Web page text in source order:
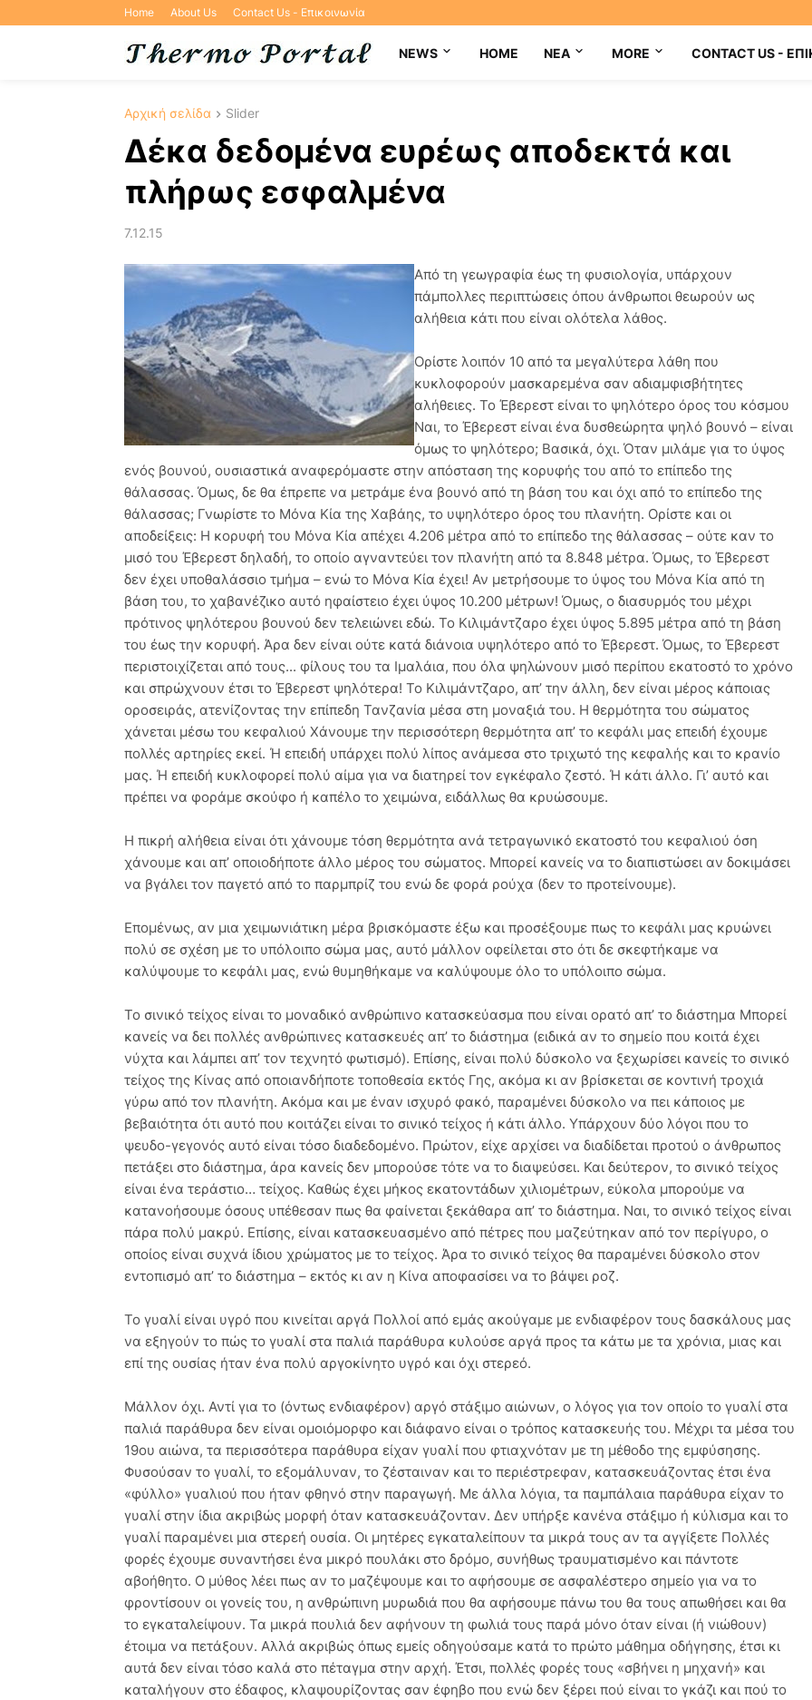
Home About Us Contact Us - Επικοινωνία
NEWS HOME NEA MORE CONTACT US -
Αρχική σελίδα Slider
Δέκα δεδομένα ευρέως αποδεκτά και
πλήρως εσφαλμένα
7.12.15
Από τη γεωγραφία έως τη φυσιολογία, υπάρχουν
πάμπολλες περιπτώσεις όπου άνθρωποι θεωρούν ως
αλήθεια κάτι που είναι ολότελα λάθος.
Ορίστε λοιπόν 10 από τα μεγαλύτερα λάθη που
κυκλοφορούν μασκαρεμένα σαν αδιαμφισβήτητες
αλήθειες. Το Έβερεστ είναι το ψηλότερο όρος του κόσμου
Ναι, το Έβερεστ είναι ένα δυσθεώρητα ψηλό βουνό – είναι
όμως το ψηλότερο; Βασικά, όχι. Όταν μιλάμε για το ύψος
ενός βουνού, ουσιαστικά αναφερόμαστε στην απόσταση της κορυφής του από το επίπεδο της
θάλασσας. Όμως, δε θα έπρεπε να μετράμε ένα βουνό από τη βάση του και όχι από το επίπεδο της
θάλασσας; Γνωρίστε το Μόνα Κία της Χαβάης, το υψηλότερο όρος του πλανήτη. Ορίστε και οι
αποδείξεις: Η κορυφή του Μόνα Κία απέχει 4.206 μέτρα από το επίπεδο της θάλασσας – ούτε καν το
μισό του Έβερεστ δηλαδή, το οποίο αγναντεύει τον πλανήτη από τα 8.848 μέτρα. Όμως, το Έβερεστ
δεν έχει υποθαλάσσιο τμήμα – ενώ το Μόνα Κία έχει! Αν μετρήσουμε το ύψος του Μόνα Κία από τη
βάση του, το χαβανέζικο αυτό ηφαίστειο έχει ύψος 10.200 μέτρων! Όμως, ο διασυρμός του μέχρι
πρότινος ψηλότερου βουνού δεν τελειώνει εδώ. Το Κιλιμάντζαρο έχει ύψος 5.895 μέτρα από τη βάση
του έως την κορυφή. Άρα δεν είναι ούτε κατά διάνοια υψηλότερο από το Έβερεστ. Όμως, το Έβερεστ
περιστοιχίζεται από τους... φίλους του τα Ιμαλάια, που όλα ψηλώνουν μισό περίπου εκατοστό το χρόνο
και σπρώχνουν έτσι το Έβερεστ ψηλότερα! Το Κιλιμάντζαρο, απ’ την άλλη, δεν είναι μέρος κάποιας
οροσειράς, ατενίζοντας την επίπεδη Τανζανία μέσα στη μοναξιά του. Η θερμότητα του σώματος
χάνεται μέσω του κεφαλιού Χάνουμε την περισσότερη θερμότητα απ’ το κεφάλι μας επειδή έχουμε
πολλές αρτηρίες εκεί. Ή επειδή υπάρχει πολύ λίπος ανάμεσα στο τριχωτό της κεφαλής και το κρανίο
μας. Ή επειδή κυκλοφορεί πολύ αίμα για να διατηρεί τον εγκέφαλο ζεστό. Ή κάτι άλλο. Γι’ αυτό και
πρέπει να φοράμε σκούφο ή καπέλο το χειμώνα, ειδάλλως θα κρυώσουμε.
Η πικρή αλήθεια είναι ότι χάνουμε τόση θερμότητα ανά τετραγωνικό εκατοστό του κεφαλιού όση
χάνουμε και απ’ οποιοδήποτε άλλο μέρος του σώματος. Μπορεί κανείς να το διαπιστώσει αν δοκιμάσει
να βγάλει τον παγετό από το παρμπρίζ του ενώ δε φορά ρούχα (δεν το προτείνουμε).
Επομένως, αν μια χειμωνιάτικη μέρα βρισκόμαστε έξω και προσέξουμε πως το κεφάλι μας κρυώνει
πολύ σε σχέση με το υπόλοιπο σώμα μας, αυτό μάλλον οφείλεται στο ότι δε σκεφτήκαμε να
καλύψουμε το κεφάλι μας, ενώ θυμηθήκαμε να καλύψουμε όλο το υπόλοιπο σώμα.
Το σινικό τείχος είναι το μοναδικό ανθρώπινο κατασκεύασμα που είναι ορατό απ’ το διάστημα Μπορεί
κανείς να δει πολλές ανθρώπινες κατασκευές απ’ το διάστημα (ειδικά αν το σημείο που κοιτά έχει
νύχτα και λάμπει απ’ τον τεχνητό φωτισμό). Επίσης, είναι πολύ δύσκολο να ξεχωρίσει κανείς το σινικό
τείχος της Κίνας από οποιανδήποτε τοποθεσία εκτός Γης, ακόμα κι αν βρίσκεται σε κοντινή τροχιά
γύρω από τον πλανήτη. Ακόμα και με έναν ισχυρό φακό, παραμένει δύσκολο να πει κάποιος με
βεβαιότητα ότι αυτό που κοιτάζει είναι το σινικό τείχος ή κάτι άλλο. Υπάρχουν δύο λόγοι που το
ψευδο-γεγονός αυτό είναι τόσο διαδεδομένο. Πρώτον, είχε αρχίσει να διαδίδεται προτού ο άνθρωπος
πετάξει στο διάστημα, άρα κανείς δεν μπορούσε τότε να το διαψεύσει. Και δεύτερον, το σινικό τείχος
είναι ένα τεράστιο… τείχος. Καθώς έχει μήκος εκατοντάδων χιλιομέτρων, εύκολα μπορούμε να
κατανοήσουμε όσους υπέθεσαν πως θα φαίνεται ξεκάθαρα απ’ το διάστημα. Ναι, το σινικό τείχος είναι
πάρα πολύ μακρύ. Επίσης, είναι κατασκευασμένο από πέτρες που μαζεύτηκαν από τον περίγυρο, ο
οποίος είναι συχνά ίδιου χρώματος με το τείχος. Άρα το σινικό τείχος θα παραμένει δύσκολο στον
εντοπισμό απ’ το διάστημα – εκτός κι αν η Κίνα αποφασίσει να το βάψει ροζ.
Το γυαλί είναι υγρό που κινείται αργά Πολλοί από εμάς ακούγαμε με ενδιαφέρον τους δασκάλους μας
να εξηγούν το πώς το γυαλί στα παλιά παράθυρα κυλούσε αργά προς τα κάτω με τα χρόνια, μιας και
επί της ουσίας ήταν ένα πολύ αργοκίνητο υγρό και όχι στερεό.
Μάλλον όχι. Αντί για το (όντως ενδιαφέρον) αργό στάξιμο αιώνων, ο λόγος για τον οποίο το γυαλί στα
παλιά παράθυρα δεν είναι ομοιόμορφο και διάφανο είναι ο τρόπος κατασκευής του. Μέχρι τα μέσα του
19ου αιώνα, τα περισσότερα παράθυρα είχαν γυαλί που φτιαχνόταν με τη μέθοδο της εμφύσησης.
Φυσούσαν το γυαλί, το εξομάλυναν, το ζέσταιναν και το περιέστρεφαν, κατασκευάζοντας έτσι ένα
«φύλλο» γυαλιού που ήταν φθηνό στην παραγωγή. Με άλλα λόγια, τα παμπάλαια παράθυρα είχαν το
γυαλί στην ίδια ακριβώς μορφή όταν κατασκευάζονταν. Δεν υπήρξε κανένα στάξιμο ή κύλισμα και το
γυαλί παραμένει μια στερεή ουσία. Οι μητέρες εγκαταλείπουν τα μικρά τους αν τα αγγίξετε Πολλές
φορές έχουμε συναντήσει ένα μικρό πουλάκι στο δρόμο, συνήθως τραυματισμένο και πάντοτε
αβοήθητο. Ο μύθος λέει πως αν το μαζέψουμε και το αφήσουμε σε ασφαλέστερο σημείο για να το
φροντίσουν οι γονείς του, η ανθρώπινη μυρωδιά που θα αφήσουμε πάνω του θα τους απωθήσει και θα
το εγκαταλείψουν. Τα μικρά πουλιά δεν αφήνουν τη φωλιά τους παρά μόνο όταν είναι (ή νιώθουν)
έτοιμα να πετάξουν. Αλλά ακριβώς όπως εμείς οδηγούσαμε κατά το πρώτο μάθημα οδήγησης, έτσι κι
αυτά δεν είναι τόσο καλά στο πέταγμα στην αρχή. Έτσι, πολλές φορές τους «σβήνει η μηχανή» και
καταλήγουν στο έδαφος, κλαψουρίζοντας σαν έφηβο που ενώ δεν ξέρει πού είναι το γκάζι και πού το